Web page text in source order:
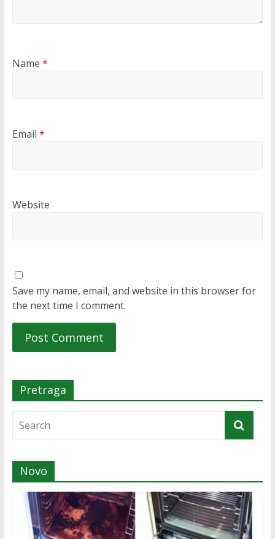
Name *
Email *
Website
Save my name, email, and website in this browser for
the next time I comment.
Pretraga
Novo